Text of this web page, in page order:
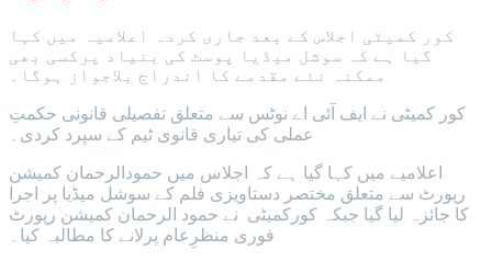
کور کمیٹی اجلاس کے بعد جاری کردہ اعلامیہ میں کہا
گیا ہے کہ سوشل میڈیا پوسٹ کی بنیاد پرکسی بھی
ممکنہ نئے مقدمے کا اندراج بلاجواز ہوگا۔
کور کمیٹی نے ایف آئی اے نوٹس سے متعلق تفصیلی قانونی حکمتِ
عملی کی تیاری قانوی ٹیم کے سپرد کردی۔
اعلامیے میں کہا گیا ہے کہ اجلاس میں حمودالرحمان کمیشن
رپورٹ سے متعلق مختصر دستاویزی فلم کے سوشل میڈیا پر اجرا
کا جائزہ لیا گیا جبکہ کورکمیٹی نے حمود الرحمان کمیشن رپورٹ
فوری منظرِعام پرلانے کا مطالبہ کیا۔